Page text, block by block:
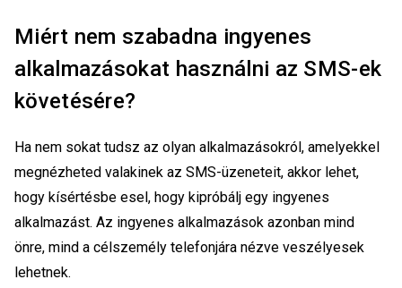
Miért nem szabadna ingyenes
alkalmazásokat használni az SMS-ek
követésére?
Ha nem sokat tudsz az olyan alkalmazásokról, amelyekkel
megnézheted valakinek az SMS-üzeneteit, akkor lehet,
hogy kísértésbe esel, hogy kipróbálj egy ingyenes
alkalmazást. Az ingyenes alkalmazások azonban mind
önre, mind a célszemély telefonjára nézve veszélyesek
lehetnek.